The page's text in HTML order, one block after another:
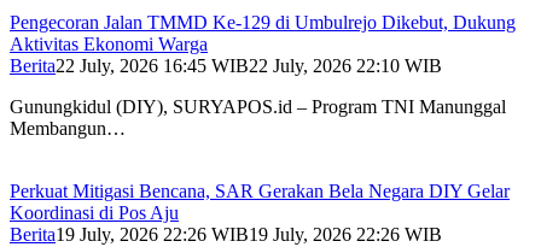
Pengecoran Jalan TMMD Ke-129 di Umbulrejo Dikebut, Dukung
Aktivitas Ekonomi Warga
Berita22 July, 2026 16:45 WIB22 July, 2026 22:10 WIB
Gunungkidul (DIY), SURYAPOS.id – Program TNI Manunggal
Membangun…
Perkuat Mitigasi Bencana, SAR Gerakan Bela Negara DIY Gelar
Koordinasi di Pos Aju
Berita19 July, 2026 22:26 WIB19 July, 2026 22:26 WIB